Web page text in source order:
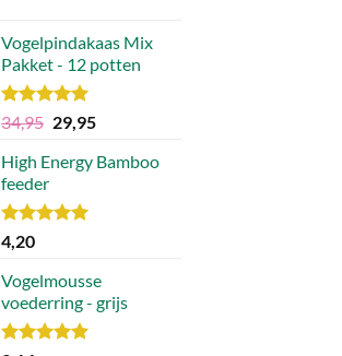
Vogelpindakaas Mix
Pakket - 12 potten
Waardering
5.00
uit 5
34,95 Oorspronkelijke
was:
29,95Huidige
is:
High Energy Bamboo
feeder
Waardering
5.00
4,20
Vogelmousse
voederring - grijs